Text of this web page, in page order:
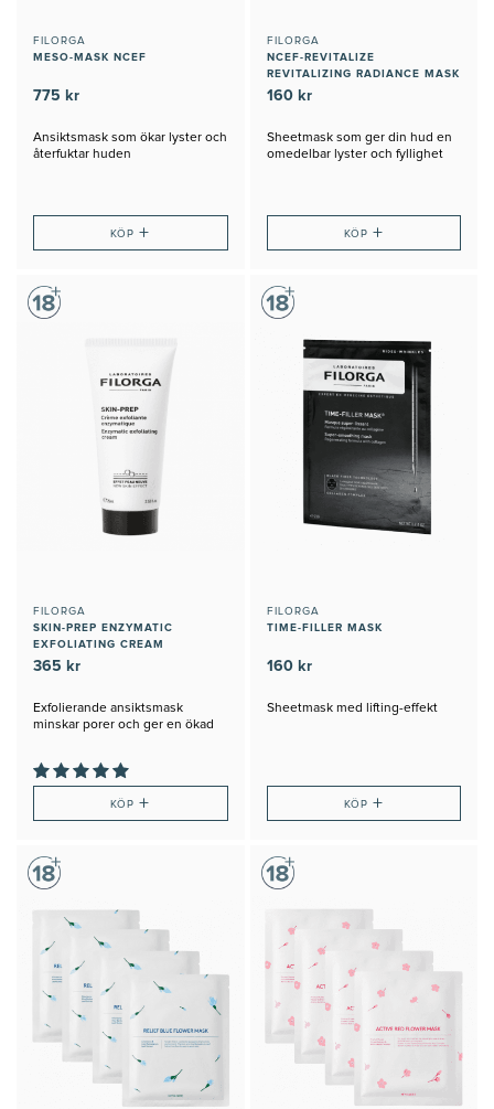
FILORGA
MESO-MASK NCEF
775 kr
Ansiktsmask som ökar lyster och
återfuktar huden
KÖP+
FILORGA
NCEF-REVITALIZE
REVITALIZING RADIANCE MASK
160 kr
Sheetmask som ger din hud en
omedelbar lyster och fyllighet
KÖP +
FILORGA
SKIN-PREP ENZYMATIC
EXFOLIATING CREAM
365 kr
Exfolierande ansiktsmask
minskar porer och ger en ökad
KÖP+
FILORGA
TIME-FILLER MASK
160 kr
Sheetmask med lifting-effekt
KÖP +